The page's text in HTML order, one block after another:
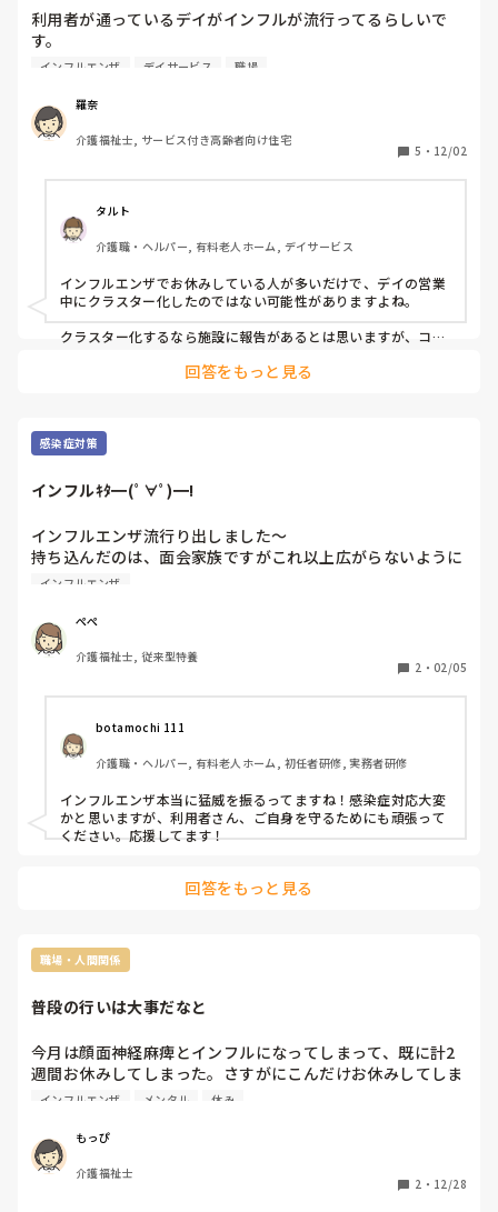
利用者が通っているデイがインフルが流行ってるらしいで
す。
デイからそんな報告の電話はなく、
職員から「ここの施設はインフル流行ってない？うちは結構
感染している人いるよ」と利用者と話されているのを他の職
員が聞いていました。
「なんで止めんかった？普通行かせないでしょ」と怒られた
らしいです。
その聞いていた職員が悪いのでしょうか？
施設に報告しません？
インフルエンザ デイサービス 職場
羅奈
介護福祉士, サービス付き高齢者向け住宅
5 ・ 12/02
タルト
介護職・ヘルパー, 有料老人ホーム, デイサービス
インフルエンザでお休みしている人が多いだけで、デイの営業
中にクラスター化したのではない可能性がありますよね。
クラスター化するなら施設に報告があるとは思いますが、コロ
リはやっているので怖いです。
回答をもっと見る
感染症対策
インフルｷﾀ━(ﾟ∀ﾟ)━!
インフルエンザ流行り出しました～
持ち込んだのは、面会家族ですがこれ以上広がらないように
しなくちゃ。
あ～、みんな居室内対応
可哀想😭
職員は罹ってないので、早く落ち着くといいな💦
インフルエンザ
ぺぺ
介護福祉士, 従来型特養
2 ・ 02/05
botamochi 111
介護職・ヘルパー, 有料老人ホーム, 初任者研修, 実務者研修
インフルエンザ本当に猛威を振るってますね！感染症対応大変
かと思いますが、利用者さん、ご自身を守るためにも頑張って
ください。応援してます！
回答をもっと見る
職場・人間関係
普段の行いは大事だなと
今月は顔面神経麻痺とインフルになってしまって、既に計2
週間お休みしてしまった。さすがにこんだけお休みしてしま
って自分のメンタルも落ちるとこまで落ちてしまって🫠立て
ととか。
でも、仕事出て謝るたびに（中には知らない人もいるけ
ど）、「大変だったね」とか「そんな謝らなくていいよ」っ
て言ってくれる人ばっかりでありがたいな〜って思ったり😌
インフルエンザ メンタル 休み
もっぴ
介護福祉士
2 ・ 12/28